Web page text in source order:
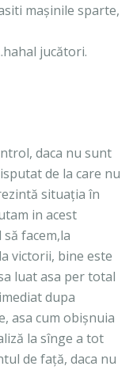
mașinile sparte,
jucători.
daca nu sunt
de la care nu
situația în
in acest
facem,la
victorii, bine este
luat asa per total
dupa
asa cum obișnuia
la sînge a tot
de față, daca nu